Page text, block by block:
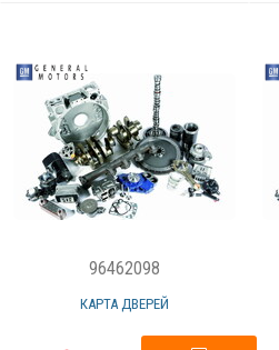
96462098
КАРТА ДВЕРЕЙ